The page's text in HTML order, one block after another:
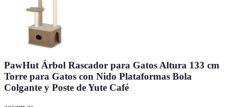
PawHut Árbol Rascador para Gatos Altura 133 cm
Torre para Gatos con Nido Plataformas Bola
Colgante y Poste de Yute Café